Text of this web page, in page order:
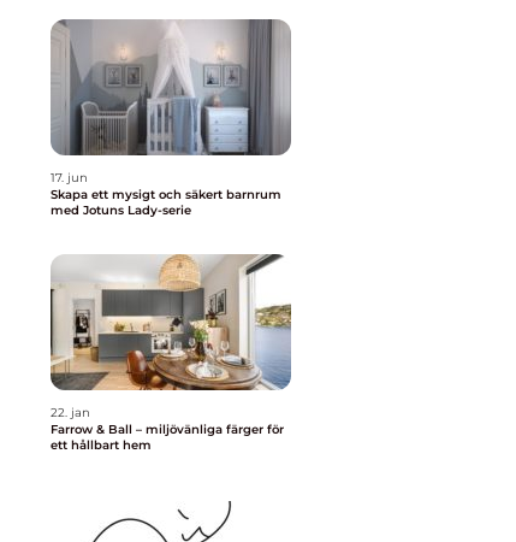
17. jun
Skapa ett mysigt och säkert barnrum
med Jotuns Lady-serie
22. jan
Farrow & Ball – miljövänliga färger för
ett hållbart hem